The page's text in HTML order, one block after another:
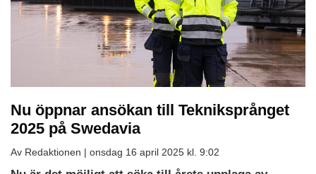
Nu öppnar ansökan till Tekniksprånget
2025 på Swedavia
Av Redaktionen | onsdag 16 april 2025 kl. 9:02